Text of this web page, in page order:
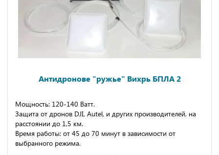
Антидронове "ружье" Вихрь БПЛА 2
Мощность: 120-140 Ватт.
Защита от дронов DJI, Autel, и других производителей, на
расстоянии до 1,5 км.
Время работы: от 45 до 70 минут в зависимости от
выбранного режима.